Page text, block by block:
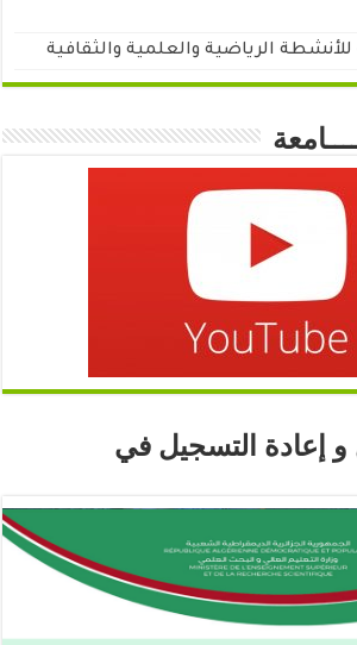
للأنشطة الرياضية والعلمية والثقافية
و إعادة التسجيل في